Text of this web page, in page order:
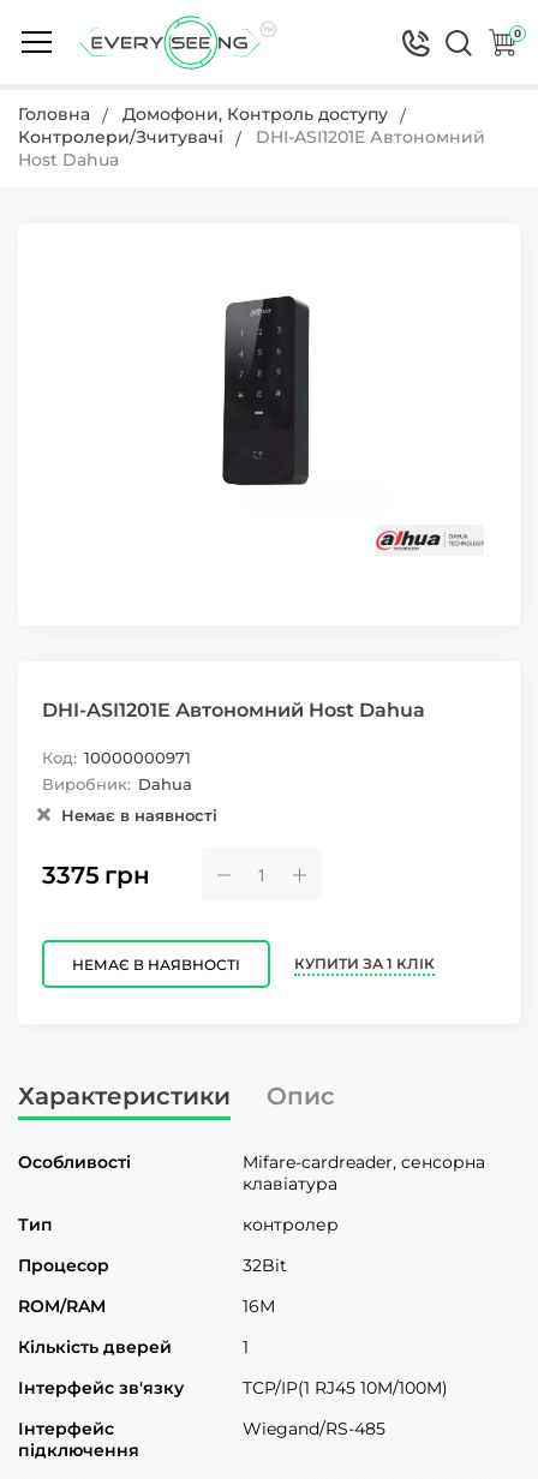
0
Головна
Домофони, Контроль доступу
Контролери/Зчитувачі
DHI-ASI1201E Автономний
Host Dahua
DHI-ASI1201E Автономний Host Dahua
Код: 10000000971
Виробник: Dahua
Немає в наявності
3375 грн
НЕМАЄ В НАЯВНОСТІ КУПИТИ ЗА 1 КЛІК
Характеристики Опис
Особливості
Mifare-cardreader, cенсорна
клавіатура
Тип
контролер
Процесор
32Bit
ROM/RAM
16М
Кількість дверей
1
Інтерфейс зв'язку
TCP/IP(1 RJ45 10M/100M)
Інтерфейс
підключення
Wiegand/RS-485